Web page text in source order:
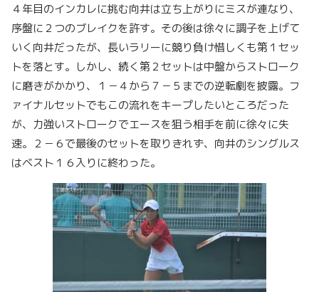
４年目のインカレに挑む向井は立ち上がりにミスが連なり、
序盤に２つのブレイクを許す。その後は徐々に調子を上げて
いく向井だったが、長いラリーに競り負け惜しくも第１セッ
トを落とす。しかし、続く第２セットは中盤からストローク
に磨きがかかり、１－４から７－５までの逆転劇を披露。フ
ァイナルセットでもこの流れをキープしたいところだった
が、力強いストロークでエースを狙う相手を前に徐々に失
速。２－６で最後のセットを取りきれず、向井のシングルス
はベスト１６入りに終わった。